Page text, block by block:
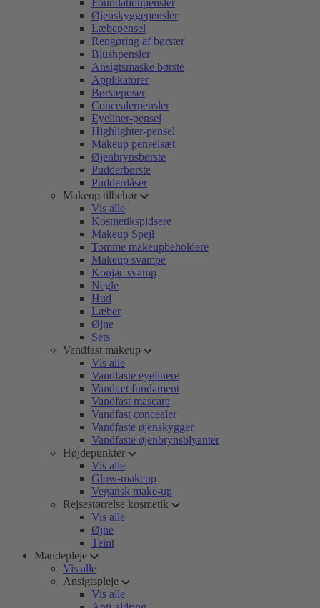
Foundationpensler
Øjenskyggepensler
Læbepensel
Rengøring af børster
Blushpensler
Ansigtsmaske børste
Applikatorer
Børsteposer
Concealerpensler
Eyeliner-pensel
Highlighter-pensel
Makeup penselsæt
Øjenbrynsbørste
Pudderbørste
Pudderdåser
Makeup tilbehør
Vis alle
Kosmetikspidsere
Makeup Spejl
Tomme makeupbeholdere
Makeup svampe
Konjac svamp
Negle
Hud
Læber
Øjne
Sets
Vandfast makeup
Vis alle
Vandfaste eyelinere
Vandtæt fundament
Vandfast mascara
Vandfast concealer
Vandfaste øjenskygger
Vandfaste øjenbrynsblyanter
Højdepunkter
Vis alle
Glow-makeup
Vegansk make-up
Rejsestørrelse kosmetik
Vis alle
Øjne
Teint
Mandepleje
Vis alle
Ansigtspleje
Vis alle